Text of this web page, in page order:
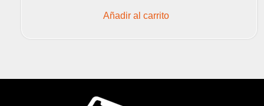
Añadir al carrito